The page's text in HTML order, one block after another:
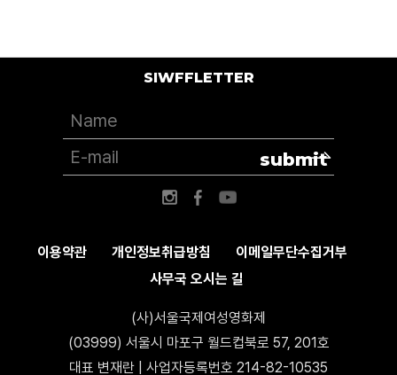
이용약관 개인정보취급방침
이메일무단수집거부
사무국 오시는 길
(사)서울국제여성영화제
(03999) 서울시 마포구 월드컵북로 57, 201호
대표 변재란 | 사업자등록번호 214-82-10535
SIWFFLETTER
submit